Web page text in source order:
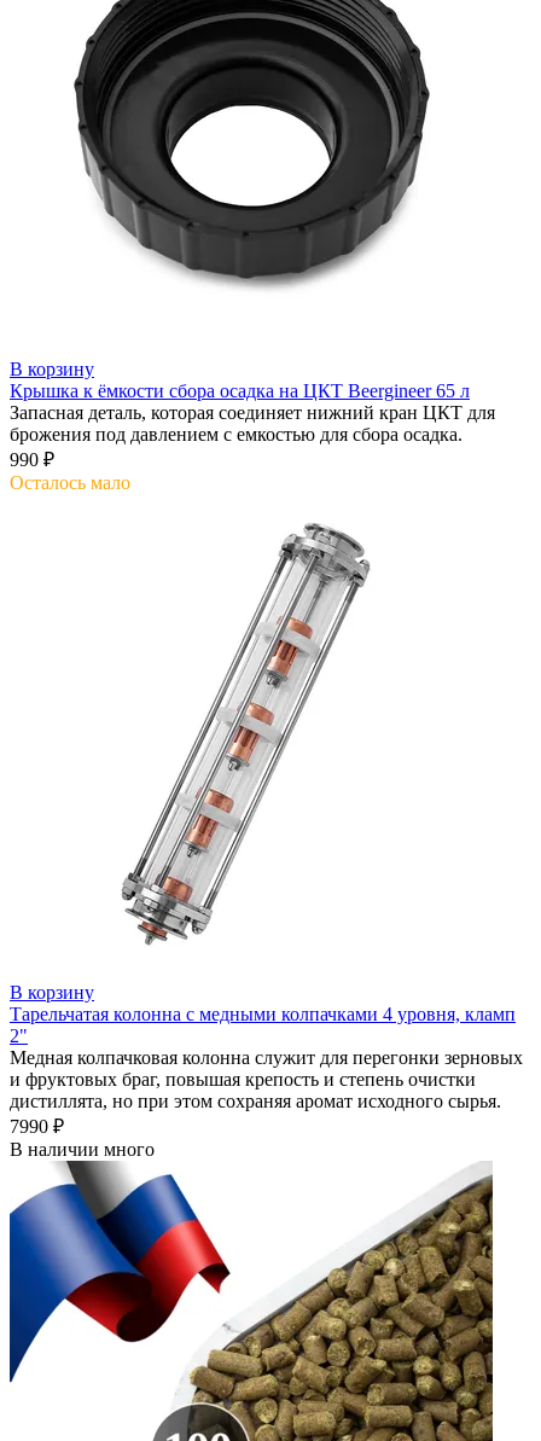
В корзину
Крышка к ёмкости сбора осадка на ЦКТ Beergineer 65 л
Запасная деталь, которая соединяет нижний кран ЦКТ для
брожения под давлением с емкостью для сбора осадка.
990 ₽
Осталось мало
В корзину
Тарельчатая колонна с медными колпачками 4 уровня, кламп
2"
Медная колпачковая колонна служит для перегонки зерновых
и фруктовых браг, повышая крепость и степень очистки
дистиллята, но при этом сохраняя аромат исходного сырья.
7990 ₽
В наличии много